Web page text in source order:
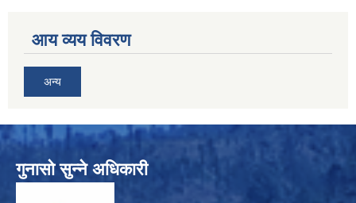
आय व्यय विवरण
अन्य
गुनासो सुन्ने अधिकारी